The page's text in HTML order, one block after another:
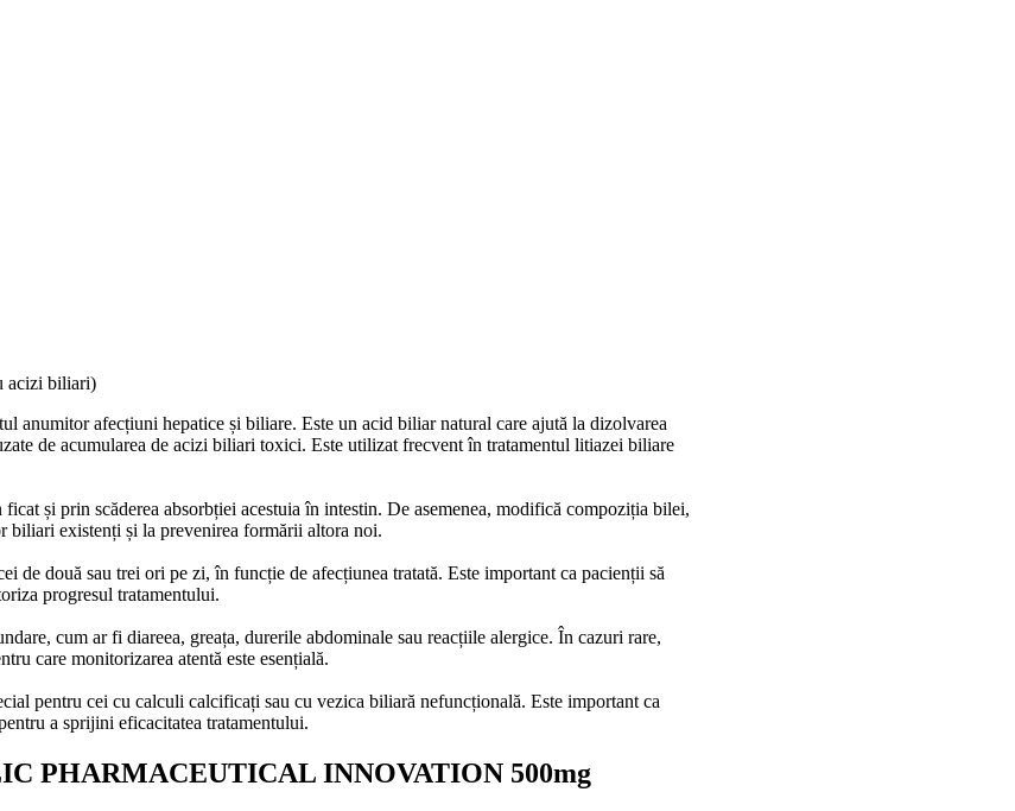
acizi biliari)
anumitor afecțiuni hepatice și biliare. Este un acid biliar natural care ajută la dizolvarea
de acumularea de acizi biliari toxici. Este utilizat frecvent în tratamentul litiazei biliare
și prin scăderea absorbției acestuia în intestin. De asemenea, modifică compoziția bilei,
biliari existenți și la prevenirea formării altora noi.
de două sau trei ori pe zi, în funcție de afecțiunea tratată. Este important ca pacienții să
progresul tratamentului.
cum ar fi diareea, greața, durerile abdominale sau reacțiile alergice. În cazuri rare,
care monitorizarea atentă este esențială.
pentru cei cu calculi calcificați sau cu vezica biliară nefuncțională. Este important ca
a sprijini eficacitatea tratamentului.
PHARMACEUTICAL INNOVATION 500mg